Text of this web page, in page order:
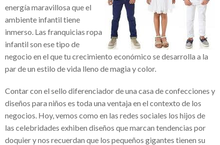
Sempra Energy comprometida con el
desarrollo energético
Sempra Energy apuesta por el desarrollo
energético en México y Estados Unidos
Comunicación en el entorno laboral
Crece el éxito de la red de medios
Albavisión de Ángel González / Grupo
ATV y sus iniciativas solidarias
energía maravillosa que el
ambiente infantil tiene
inmerso. Las franquicias ropa
infantil son ese tipo de
negocio en el que tu crecimiento económico se desarrolla a la
par de un estilo de vida lleno de magia y color.
Contar con el sello diferenciador de una casa de confecciones y
diseños para niños es toda una ventaja en el contexto de los
negocios. Hoy, vemos como en las redes sociales los hijos de
las celebridades exhiben diseños que marcan tendencias por
doquier y nos recuerdan que los pequeños gigantes tienen su